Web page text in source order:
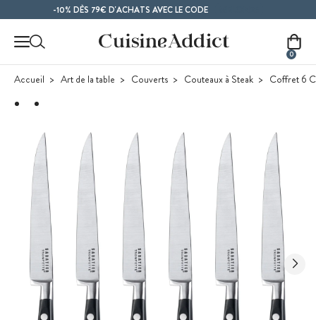
Contenu principal-10% DÈS 79€ D'ACHATS AVEC LE CODE
0
Accueil Art de la table Couverts Couteaux à Steak Coffret 6